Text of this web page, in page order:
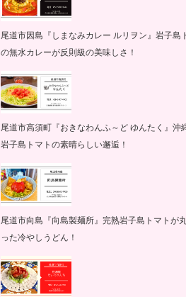
尾道市因島『しまなみカレー ルリヲン』岩子島
の無水カレーが反則級の美味しさ！
尾道市高須町『おきなわんふ～ど ゆんたく』沖
岩子島トマトの素晴らしい邂逅！
尾道市向島『向島製麺所』完熟岩子島トマトが
った冷やしうどん！